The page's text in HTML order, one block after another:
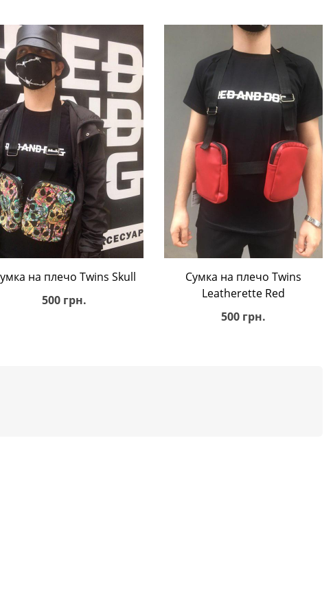
В корзину
на плечo Twins Skull
500 грн.
В корзину
Сумка на плечo Twins
Leatherette Red
500 грн.